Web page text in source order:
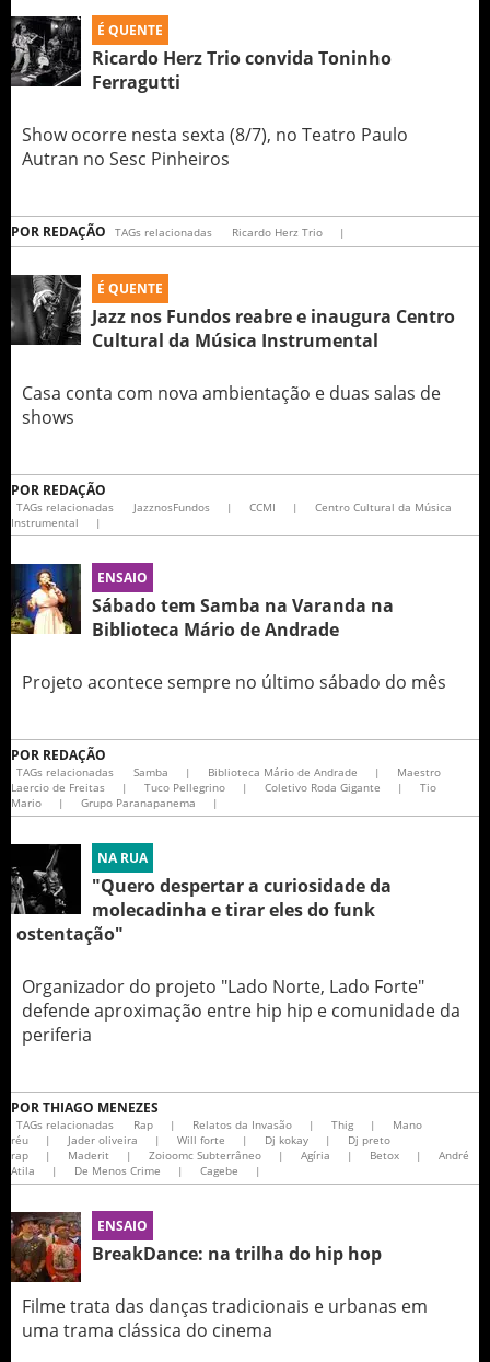
É QUENTE
Ricardo Herz Trio convida Toninho
Ferragutti
Show ocorre nesta sexta (8/7), no Teatro Paulo
Autran no Sesc Pinheiros
POR REDAÇÃO TAGs relacionadas Ricardo Herz Trio |
É QUENTE
Jazz nos Fundos reabre e inaugura Centro
Cultural da Música Instrumental
Casa conta com nova ambientação e duas salas de
shows
POR REDAÇÃO
TAGs relacionadas JazznosFundos | CCMI |
Centro Cultural da Música
Instrumental
|
ENSAIO
Sábado tem Samba na Varanda na
Biblioteca Mário de Andrade
Projeto acontece sempre no último sábado do mês
POR REDAÇÃO
TAGs relacionadas Samba | Biblioteca Mário de Andrade |
Maestro
Laercio de Freitas
| Tuco Pellegrino | Coletivo Roda Gigante |
Tio
Mario
| Grupo Paranapanema |
NA RUA
"Quero despertar a curiosidade da
molecadinha e tirar eles do funk
ostentação"
Organizador do projeto "Lado Norte, Lado Forte"
defende aproximação entre hip hip e comunidade da
periferia
PORTHIAGO MENEZES
TAGs relacionadas Rap | Relatos da Invasão | Thig |
Mano
réu
| Jader oliveira | Will forte | Dj kokay |
Dj preto
rap
| Maderit | Zoioomc Subterrâneo | Agíria | Betox |
André
Atila
| De Menos Crime | Cagebe |
ENSAIO
BreakDance: na trilha do hip hop
Filme trata das danças tradicionais e urbanas em
uma trama clássica do cinema